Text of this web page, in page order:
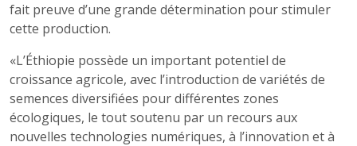
fait preuve d’une grande détermination pour stimuler
cette production.
«L’Éthiopie possède un important potentiel de
croissance agricole, avec l’introduction de variétés de
semences diversifiées pour différentes zones
écologiques, le tout soutenu par un recours aux
nouvelles technologies numériques, à l’innovation et à